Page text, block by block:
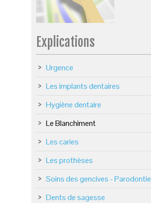
Explications
Urgence
Les implants dentaires
Hygiène dentaire
Le Blanchiment
Les caries
Les prothèses
Soins des gencives - Parodontie
Dents de sagesse